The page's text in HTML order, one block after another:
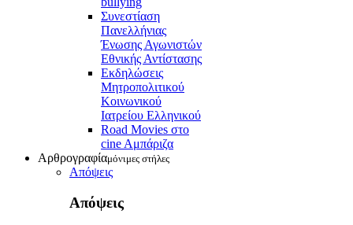
Συνεστίαση
Πανελλήνιας
Ένωσης Αγωνιστών
Εθνικής Αντίστασης
Εκδηλώσεις
Μητροπολιτικού
Κοινωνικού
Ιατρείου Ελληνικού
Road Movies στο
cine Aμπάριζα
Αρθρογραφίαμόνιμες στήλες
Απόψεις
Απόψεις